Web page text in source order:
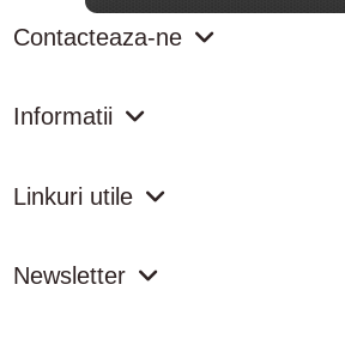
Contacteaza-ne
Informatii
Linkuri utile
Newsletter